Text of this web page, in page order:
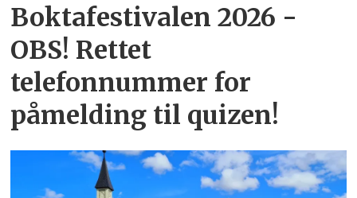
Boktafestivalen 2026 -
OBS! Rettet
telefonnummer for
påmelding til quizen!